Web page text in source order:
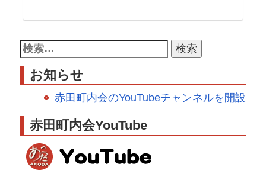
お知らせ
赤田町内会のYouTubeチャンネルを開設
赤田町内会YouTube